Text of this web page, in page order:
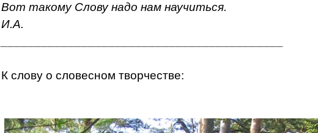
Вот такому Слову надо нам научиться.
И.А.
К слову о словесном творчестве: